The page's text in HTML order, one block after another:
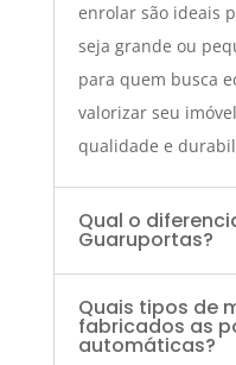
enrolar são ideais
seja grande ou
para quem busca
valorizar seu
qualidade e
Qual o
Guaruportas?
Quais tipos de
fabricados as
automáticas?